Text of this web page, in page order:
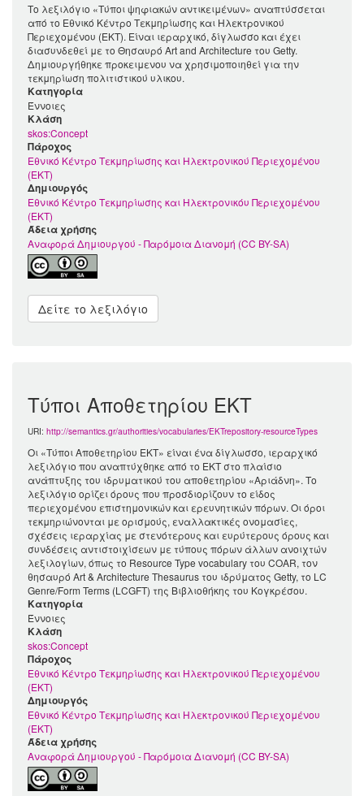
Το λεξιλόγιο «Τύποι ψηφιακών αντικειμένων» αναπτύσσεται
από το Εθνικό Κέντρο Τεκμηρίωσης και Ηλεκτρονικού
Περιεχομένου (ΕΚΤ). Είναι ιεραρχικό, δίγλωσσο και έχει
διασυνδεθεί με το Θησαυρό Art and Architecture του Getty.
Δημιουργήθηκε προκειμενου να χρησιμοποιηθεί για την
τεκμηρίωση πολιτιστικού υλικου.
Κατηγορία
Έννοιες
Kλάση
skos:Concept
Πάροχος
Εθνικό Κέντρο Τεκμηρίωσης και Ηλεκτρονικού Περιεχομένου
(ΕΚΤ)
Δημιουργός
Εθνικό Κέντρο Τεκμηρίωσης και Ηλεκτρονικόυ Περιεχομένου
(ΕΚΤ)
Άδεια χρήσης
Αναφορά Δημιουργού - Παρόμοια Διανομή (CC BY-SA)
Δείτε το λεξιλόγιο
Τύποι Αποθετηρίου ΕΚΤ
URI: http://semantics.gr/authorities/vocabularies/EKTrepository-resourceTypes
Οι «Τύποι Αποθετηρίου ΕΚΤ» είναι ένα δίγλωσσο, ιεραρχικό
λεξιλόγιο που αναπτύχθηκε από το ΕΚΤ στο πλαίσιο
ανάπτυξης του ιδρυματικού του αποθετηρίου «Αριάδνη». Το
λεξιλόγιο ορίζει όρους που προσδιορίζουν το είδος
περιεχομένου επιστημονικών και ερευνητικών πόρων. Οι όροι
τεκμηριώνονται με ορισμούς, εναλλακτικές ονομασίες,
σχέσεις ιεραρχίας με στενότερους και ευρύτερους όρους και
συνδέσεις αντιστοιχίσεων με τύπους πόρων άλλων ανοιχτών
λεξιλογίων, όπως το Resource Type vocabulary του COAR, τον
θησαυρό Art & Architecture Thesaurus του ιδρύματος Getty, το LC
Genre/Form Terms (LCGFT) της Βιβλιοθήκης του Κογκρέσου.
Κατηγορία
Έννοιες
Kλάση
skos:Concept
Πάροχος
Εθνικό Κέντρο Τεκμηρίωσης και Ηλεκτρονικού Περιεχομένου
(ΕΚΤ)
Δημιουργός
Εθνικό Κέντρο Τεκμηρίωσης και Ηλεκτρονικού Περιεχομένου
(ΕΚΤ)
Άδεια χρήσης
Αναφορά Δημιουργού - Παρόμοια Διανομή (CC BY-SA)